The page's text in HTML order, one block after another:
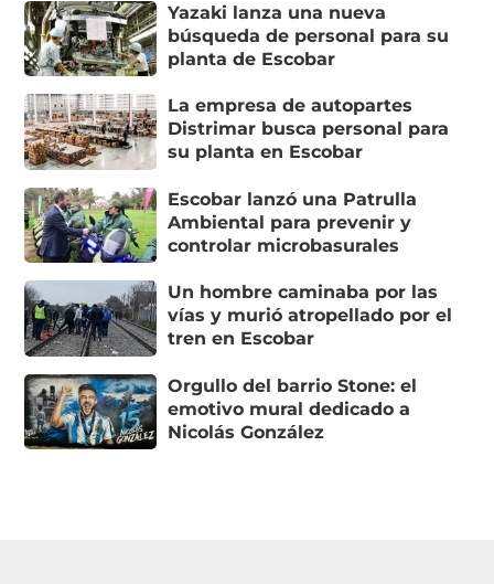
Yazaki lanza una nueva
búsqueda de personal para su
planta de Escobar
La empresa de autopartes
Distrimar busca personal para
su planta en Escobar
Escobar lanzó una Patrulla
Ambiental para prevenir y
controlar microbasurales
Un hombre caminaba por las
vías y murió atropellado por el
tren en Escobar
Orgullo del barrio Stone: el
emotivo mural dedicado a
Nicolás González